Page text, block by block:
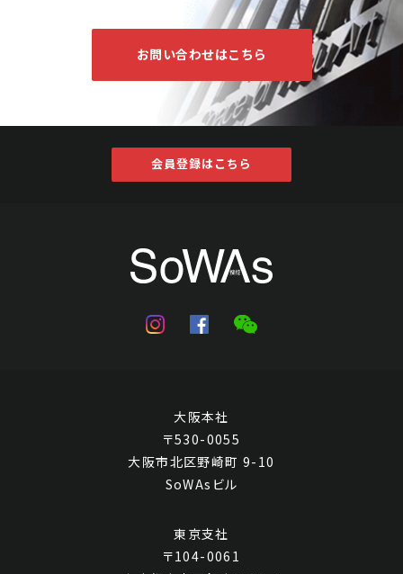
お問い合わせはこちら
会員登録はこちら
大阪本社
〒530-0055
大阪市北区野崎町 9-10
SoWAsビル
東京支社
〒104-0061